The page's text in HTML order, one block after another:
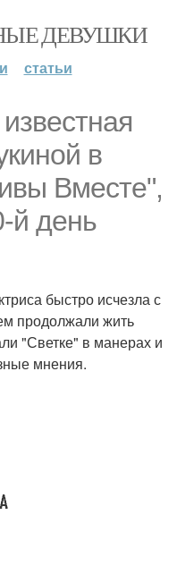
ДЕВУШКИ
статьи
в
Вместе",
й день
быстро исчезла с
продолжали жить
"Светке" в манерах и
мнения.